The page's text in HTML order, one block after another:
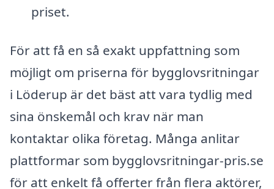
priset.
För att få en så exakt uppfattning som
möjligt om priserna för bygglovsritningar
i Löderup är det bäst att vara tydlig med
sina önskemål och krav när man
kontaktar olika företag. Många anlitar
plattformar som bygglovsritningar-pris.se
för att enkelt få offerter från flera aktörer,